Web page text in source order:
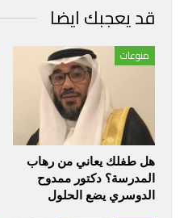
قد يعجبك ايضا
منوعات
هل طفلك يعاني من رهاب
المدرسة؟ دكتور ممدوح
الدوسري يضع الحلول